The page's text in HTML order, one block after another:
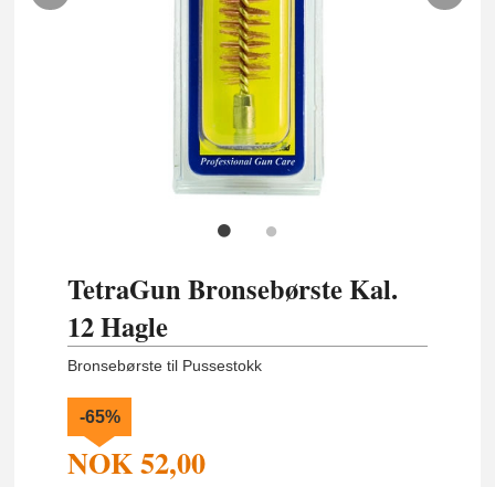
TetraGun Bronsebørste Kal.
12 Hagle
Bronsebørste til Pussestokk
NOK52,00
-65%